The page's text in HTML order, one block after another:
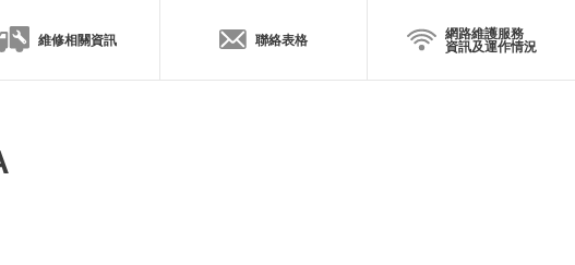
維修相關資訊 聯絡表格
網路維護服務
資訊及運作情況